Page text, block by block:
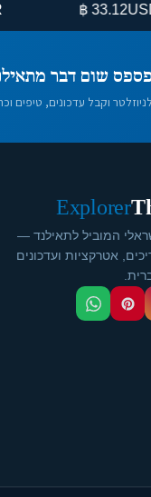
USD
33.12 ฿
שום דבר
וקבל עדכונים, טיפים
Explorer
המוביל לתאילנד —
אטרקציות ועדכונים